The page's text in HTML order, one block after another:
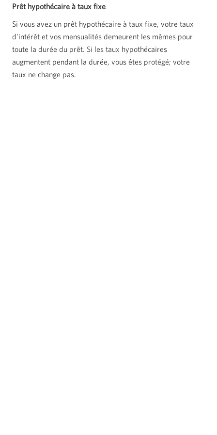
Prêt hypothécaire à taux fixe
Si vous avez un prêt hypothécaire à taux fixe, votre taux
d’intérêt et vos mensualités demeurent les mêmes pour
toute la durée du prêt. Si les taux hypothécaires
augmentent pendant la durée, vous êtes protégé; votre
taux ne change pas.